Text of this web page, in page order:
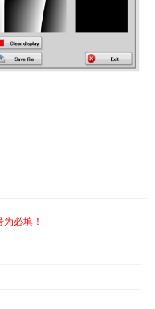
必填！